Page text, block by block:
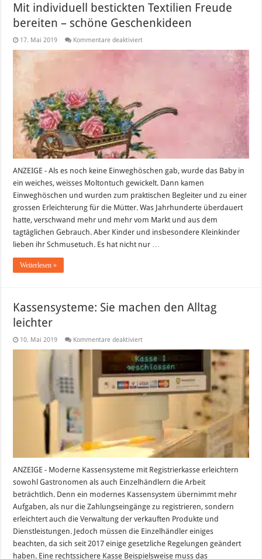
Mit individuell bestickten Textilien Freude
bereiten – schöne Geschenkideen
17. Mai 2019 Kommentare deaktiviertfür
Geschenkideen
ANZEIGE - Als es noch keine Einweghöschen gab, wurde das Baby in
ein weiches, weisses Moltontuch gewickelt. Dann kamen
Einweghöschen und wurden zum praktischen Begleiter und zu einer
grossen Erleichterung für die Mütter. Was Jahrhunderte überdauert
hatte, verschwand mehr und mehr vom Markt und aus dem
tagtäglichen Gebrauch. Aber Kinder und insbesondere Kleinkinder
lieben ihr Schmusetuch. Es hat nicht nur …
Weiterlesen »
Kassensysteme: Sie machen den Alltag
leichter
10. Mai 2019 Kommentare deaktiviertfür
Sie
machen
den
Alltag
leichter
ANZEIGE - Moderne Kassensysteme mit Registrierkasse erleichtern
sowohl Gastronomen als auch Einzelhändlern die Arbeit
beträchtlich. Denn ein modernes Kassensystem übernimmt mehr
Aufgaben, als nur die Zahlungseingänge zu registrieren, sondern
erleichtert auch die Verwaltung der verkauften Produkte und
Dienstleistungen. Jedoch müssen die Einzelhändler einiges
beachten, da sich seit 2017 einige gesetzliche Regelungen geändert
haben. Eine rechtssichere Kasse Beispielsweise muss das